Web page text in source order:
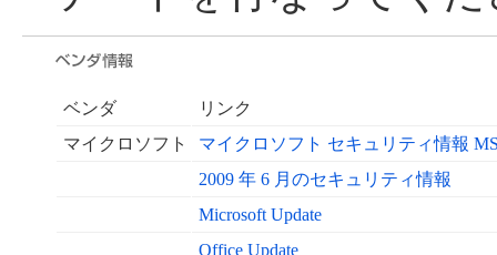
ベンダ
リンク
マイクロソフト
マイクロソフト セキュリティ情報
2009 年 6 月のセキュリティ情報
Microsoft Update
Office Update